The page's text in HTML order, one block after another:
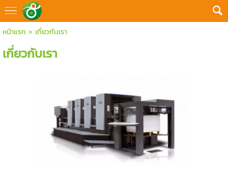
หน้าแรก > เกี่ยวกับเรา
เกี่ยวกับเรา